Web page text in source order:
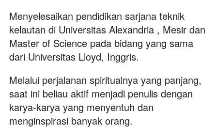
Menyelesaikan pendidikan sarjana teknik
kelautan di Universitas Alexandria , Mesir dan
Master of Science pada bidang yang sama
dari Universitas Lloyd, Inggris.
Melalui perjalanan spiritualnya yang panjang,
saat ini beliau aktif menjadi penulis dengan
karya-karya yang menyentuh dan
menginspirasi banyak orang.